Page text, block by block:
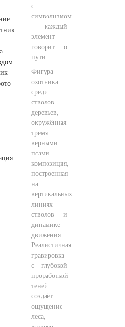
с
символизмом
— каждый
элемент
говорит о
пути.
Фигура
охотника
среди
стволов
деревьев,
окружённая
тремя
верными
псами —
композиция,
построенная
на
вертикальных
линиях
стволов и
динамике
движения.
Реалистичная
гравировка
с глубокой
проработкой
теней
создаёт
ощущение
леса,